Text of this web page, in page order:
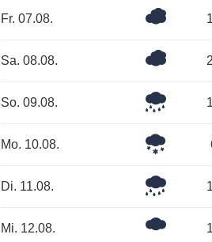
Fr. 07.08. Bedeckt
Sa. 08.08. Bedeckt
So. 09.08.
Leichter
Mo. 10.08.
Schnee
Di. 11.08.
Leichter
Mi. 12.08.
Ein